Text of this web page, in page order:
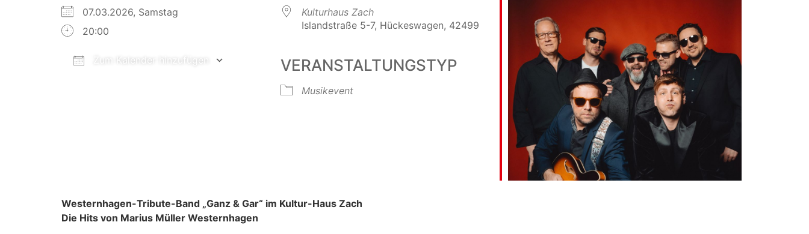
07.03.2026, Samstag
20:00
Zum Kalender hinzufügen
Office 365
Kulturhaus Zach
Islandstraße 5-7, Hückeswagen, 42499
VERANSTALTUNGSTYP
Musikevent
Westernhagen-Tribute-Band „Ganz & Gar“ im Kultur-Haus Zach
Die Hits von Marius Müller Westernhagen